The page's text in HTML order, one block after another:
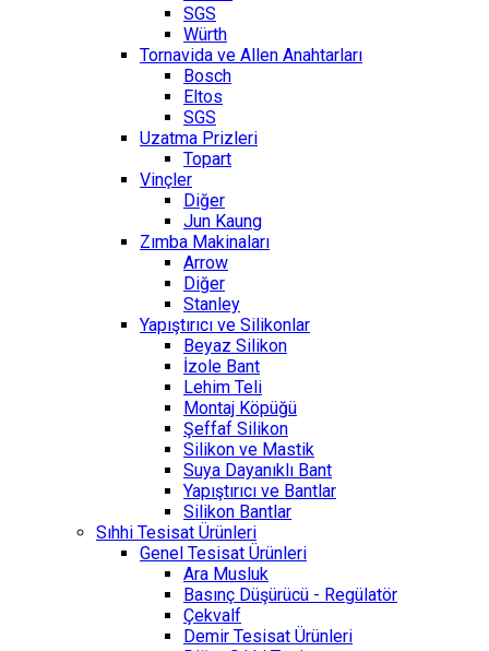
SGS
Würth
Tornavida ve Allen Anahtarları
Bosch
Eltos
SGS
Uzatma Prizleri
Topart
Vinçler
Diğer
Jun Kaung
Zımba Makinaları
Arrow
Diğer
Stanley
Yapıştırıcı ve Silikonlar
Beyaz Silikon
İzole Bant
Lehim Teli
Montaj Köpüğü
Şeffaf Silikon
Silikon ve Mastik
Suya Dayanıklı Bant
Yapıştırıcı ve Bantlar
Silikon Bantlar
Sıhhi Tesisat Ürünleri
Genel Tesisat Ürünleri
Ara Musluk
Basınç Düşürücü - Regülatör
Çekvalf
Demir Tesisat Ürünleri